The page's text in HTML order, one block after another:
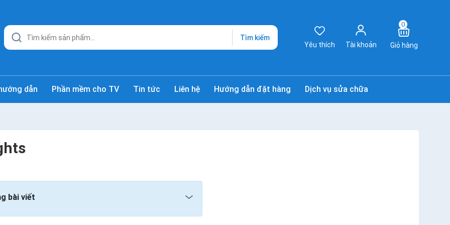
Tìm kiếm
Yêu thích
Tài khoản
0
Giỏ hàng
dẫn Phần mềm cho TV Tin tức Liên hệ Hướng dẫn đặt hàng Dịch vụ sửa chữa
bài viết